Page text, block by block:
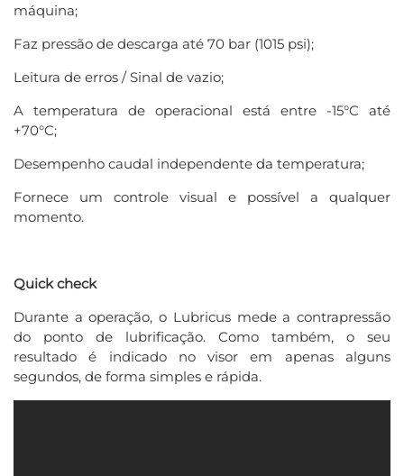
máquina;
Faz pressão de descarga até 70 bar (1015 psi);
Leitura de erros / Sinal de vazio;
A temperatura de operacional está entre -15°C até
+70°C;
Desempenho caudal independente da temperatura;
Fornece um controle visual e possível a qualquer
momento.
Quick check
Durante a operação, o Lubricus mede a contrapressão
do ponto de lubrificação. Como também, o seu
resultado é indicado no visor em apenas alguns
segundos, de forma simples e rápida.